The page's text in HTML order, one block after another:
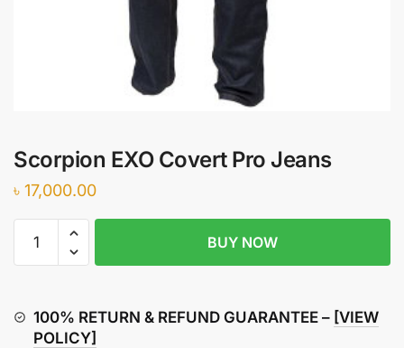
Scorpion EXO Covert Pro Jeans
৳ 17,000.00
EXO
Jeans
quantity
BUY NOW
100% RETURN & REFUND GUARANTEE – [VIEW
POLICY]